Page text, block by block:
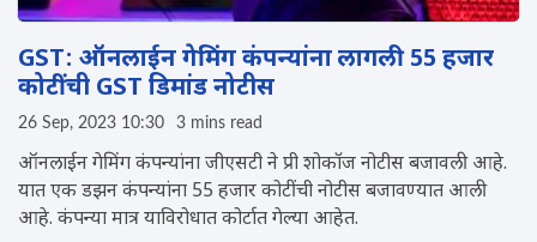
GST: ऑनलाईन गेमिंग कंपन्यांना लागली 55 हजार
कोटींची GST डिमांड नोटीस
26 Sep, 2023 10:30 3 mins read
ऑनलाईन गेमिंग कंपन्यांना जीएसटी ने प्री शोकॉज नोटीस बजावली आहे.
यात एक डझन कंपन्यांना 55 हजार कोटींची नोटीस बजावण्यात आली
आहे. कंपन्या मात्र याविरोधात कोर्टात गेल्या आहेत.